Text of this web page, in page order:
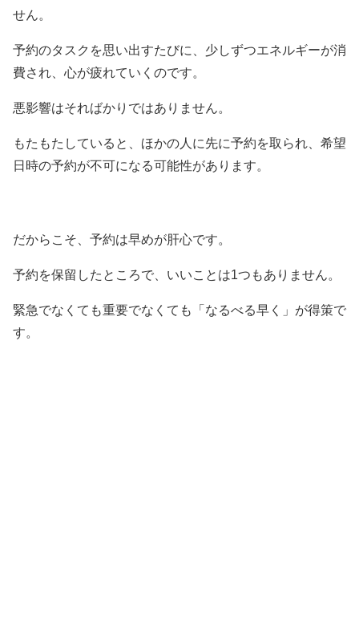
せん。
予約のタスクを思い出すたびに、少しずつエネルギーが消
費され、心が疲れていくのです。
悪影響はそればかりではありません。
もたもたしていると、ほかの人に先に予約を取られ、希望
日時の予約が不可になる可能性があります。
だからこそ、予約は早めが肝心です。
予約を保留したところで、いいことは1つもありません。
緊急でなくても重要でなくても「なるべる早く」が得策で
す。